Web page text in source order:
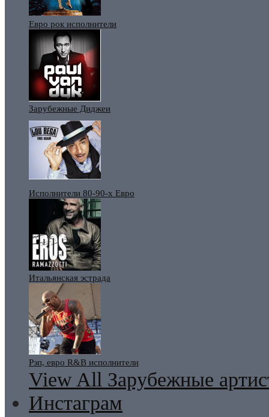
Евро рок исполнители
Зарубежные Диджеи
Исполнители 80-90-х Евро
Итальянская эстрада
Рэп, евро R&B исполнители
View All Зарубежные
Инстаграм